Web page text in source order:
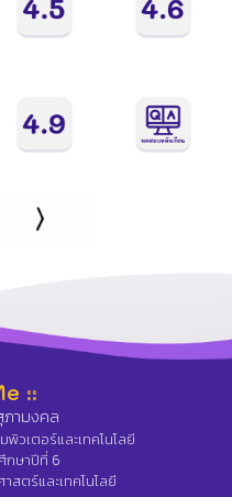
::
ภามงคล
วเตอร์และเทคโนโลยี
กษาปีที่ 6
สตร์และเทคโนโลยี